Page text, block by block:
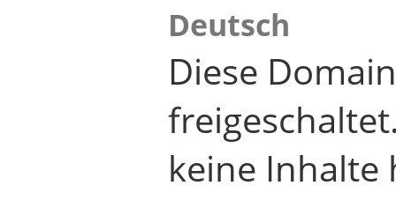
Deutsch
Diese
keine Inhalte